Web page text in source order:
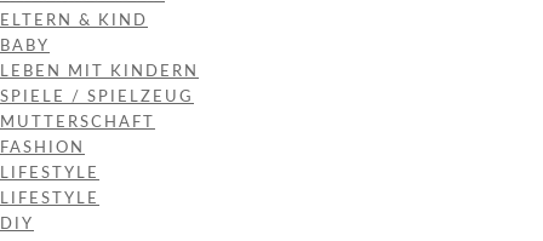
ELTERN & KIND
BABY
LEBEN MIT KINDERN
SPIELE / SPIELZEUG
MUTTERSCHAFT
FASHION
LIFESTYLE
LIFESTYLE
DIY